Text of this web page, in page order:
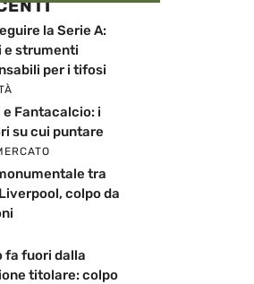
la Serie A:
e strumenti
per i tifosi
e Fantacalcio: i
su cui puntare
tra
colpo da
fa fuori dalla
titolare: colpo